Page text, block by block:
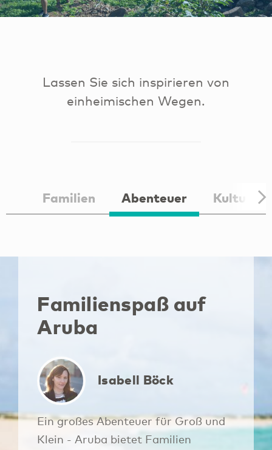
Lassen Sie sich inspirieren von
einheimischen Wegen.
Familien Abenteuer Kultur
Familienspaß auf
Aruba
Isabell Böck
Ein großes Abenteuer für Groß und
Klein - Aruba bietet Familien